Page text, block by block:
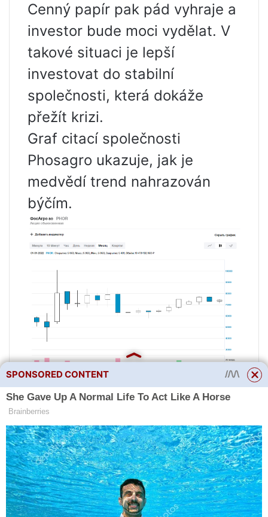
Cenný papír pak pád vyhraje a
investor bude moci vydělat. V
takové situaci je lepší
investovat do stabilní
společnosti, která dokáže
přežít krizi.
Graf citací společnosti
Phosagro ukazuje, jak je
medvědí trend nahrazován
býčím.
Mezi riziky medvědího trhu je
klíčové to, že pokles cen může
trvat déle, než investoři
předpovídají. Navíc pro ty,
kteří vydělávají na krátkých
pozicích, může být rizikem
SPONSORED CONTENT